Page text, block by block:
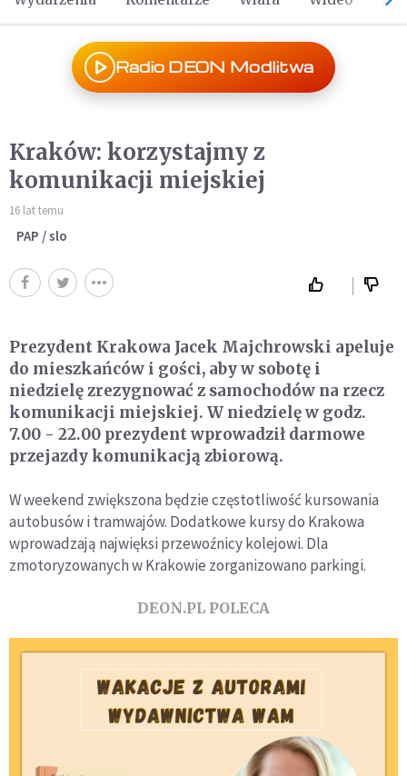
Radio DEON Modlitwa
Kraków: korzystajmy z
komunikacji miejskiej
16 lat temu
PAP / slo
Prezydent Krakowa Jacek Majchrowski apeluje
do mieszkańców i gości, aby w sobotę i
niedzielę zrezygnować z samochodów na rzecz
komunikacji miejskiej. W niedzielę w godz.
7.00 - 22.00 prezydent wprowadził darmowe
przejazdy komunikacją zbiorową.
W weekend zwiększona będzie częstotliwość kursowania
autobusów i tramwajów. Dodatkowe kursy do Krakowa
wprowadzają najwięksi przewoźnicy kolejowi. Dla
zmotoryzowanych w Krakowie zorganizowano parkingi.
DEON.PL POLECA